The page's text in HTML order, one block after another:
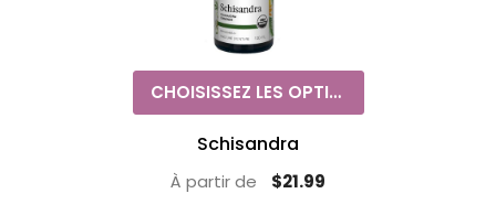
CHOISISSEZ LES OPTIONS
Schisandra
À partir de $21.99